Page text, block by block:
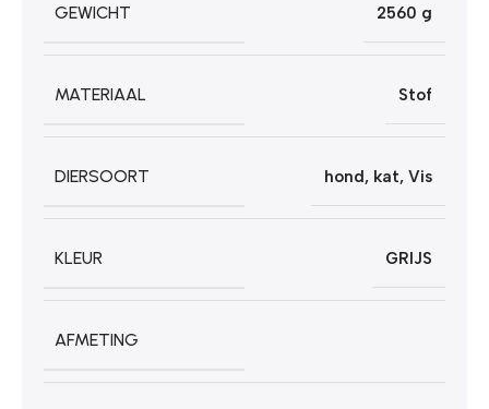
GEWICHT 2560 g
MATERIAAL Stof
DIERSOORT hond, kat, Vis
KLEUR GRIJS
AFMETING